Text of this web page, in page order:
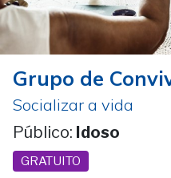
Grupo de
Socializar a vida
Público: Idoso
GRATUITO